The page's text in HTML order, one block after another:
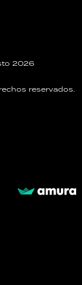
2026
reservados.